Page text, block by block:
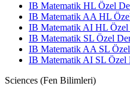
IB Matematik HL Özel
IB Matematik AA HL
IB Matematik AI HL Özel
IB Matematik SL Özel
IB Matematik AA SL
IB Matematik AI SL Özel
Sciences (Fen Bilimleri)